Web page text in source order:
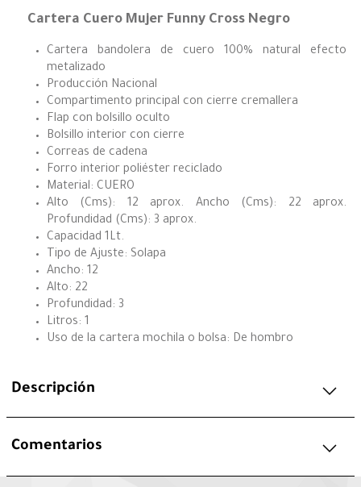
Cartera Cuero Mujer Funny Cross Negro
Cartera bandolera de cuero 100% natural efecto
metalizado
Producción Nacional
Compartimento principal con cierre cremallera
Flap con bolsillo oculto
Bolsillo interior con cierre
Correas de cadena
Forro interior poliéster reciclado
Material: CUERO
Alto (Cms): 12 aprox. Ancho (Cms): 22 aprox.
Profundidad (Cms): 3 aprox.
Capacidad 1Lt.
Tipo de Ajuste: Solapa
Ancho: 12
Alto: 22
Profundidad: 3
Litros: 1
Uso de la cartera mochila o bolsa: De hombro
Descripción
Comentarios